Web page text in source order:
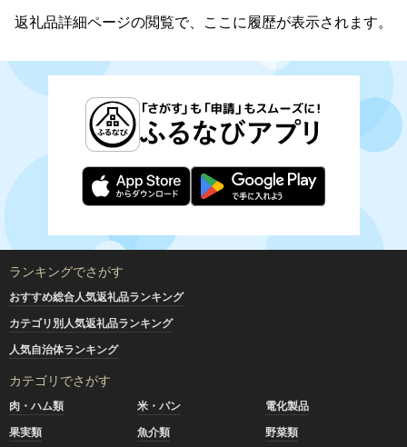
返礼品詳細ページの閲覧で、ここに履歴が表示されます。
ランキングでさがす
おすすめ総合人気返礼品ランキング
カテゴリ別人気返礼品ランキング
人気自治体ランキング
カテゴリでさがす
肉・ハム類 米・パン
電化製品
果実類
魚介類
野菜類